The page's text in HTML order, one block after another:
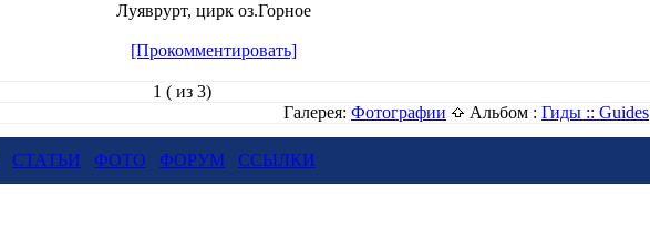
Луяврурт, цирк оз.Горное
[Прокомментировать]
1 ( из 3)
Галерея: Фотографии Альбом : Гиды :: Guides
СТАТЬИ ФОТО ФОРУМ ССЫЛКИ